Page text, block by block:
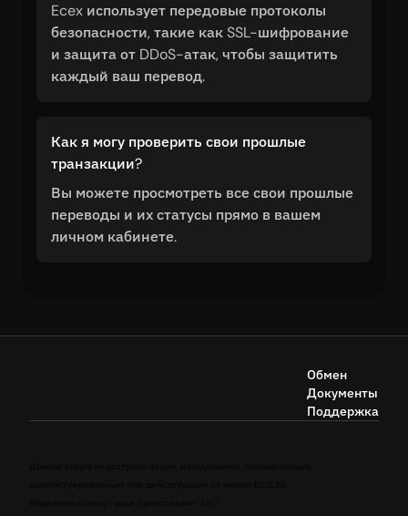
Ecex использует передовые протоколы
безопасности, такие как SSL-шифрование
и защита от DDoS-атак, чтобы защитить
каждый ваш перевод.
Как я могу проверить свои прошлые
транзакции?
Вы можете просмотреть все свои прошлые
переводы и их статусы прямо в вашем
личном кабинете.
Обмен
Документы
Поддержка